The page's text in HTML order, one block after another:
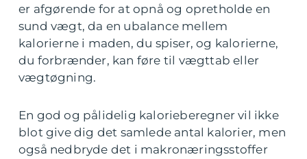
er afgørende for at opnå og opretholde en
sund vægt, da en ubalance mellem
kalorierne i maden, du spiser, og kalorierne,
du forbrænder, kan føre til vægttab eller
vægtøgning.
En god og pålidelig kalorieberegner vil ikke
blot give dig det samlede antal kalorier, men
også nedbryde det i makronæringsstoffer